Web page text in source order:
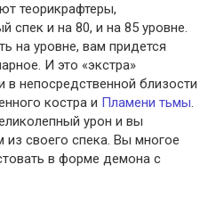
теорикрафтеры,
спек и на 80, и на 85 уровне.
на уровне, вам придется
И это «экстра»
в непосредственной близости
костра и Пламени тьмы.
урон и вы
своего спека. Вы многое
в форме демона с